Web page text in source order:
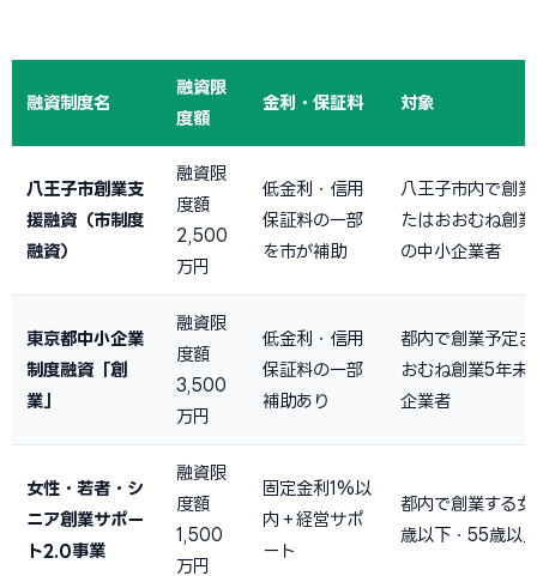
融資制度名
融資限
度額
金利・保証料 対象
八王子市創業支
援融資（市制度
融資）
融資限
度額
2,500
万円
低金利・信用
保証料の一部
を市が補助
八王子市内で創
たはおおむね創
の中小企業者
東京都中小企業
制度融資「創
業」
融資限
度額
3,500
万円
低金利・信用
保証料の一部
補助あり
都内で創業予定
おむね創業5年未
企業者
女性・若者・シ
ニア創業サポー
ト2.0事業
融資限
度額
1,500
万円
固定金利1%以
内＋経営サポ
ート
都内で創業する
歳以下・55歳以